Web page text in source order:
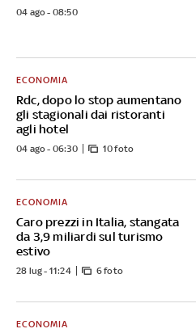
04 ago - 08:50
Rdc, dopo lo stop aumentano
gli stagionali dai ristoranti
agli hotel
ECONOMIA
04 ago - 06:30 10 foto
Caro prezzi in Italia, stangata
da 3,9 miliardi sul turismo
estivo
ECONOMIA
28 lug - 11:24 6 foto
ECONOMIA